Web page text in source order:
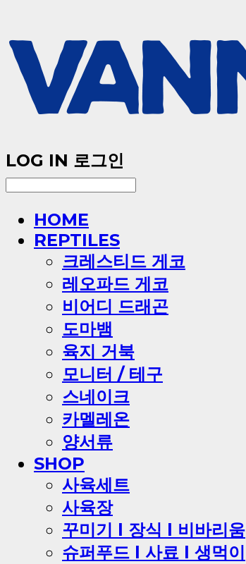
LOG IN 로그인
HOME
REPTILES
크레스티드 게코
레오파드 게코
비어디 드래곤
도마뱀
육지 거북
모니터 / 테구
스네이크
카멜레온
양서류
SHOP
사육세트
사육장
꾸미기 l 장식 l 비바리움
슈퍼푸드 l 사료 l 생먹이